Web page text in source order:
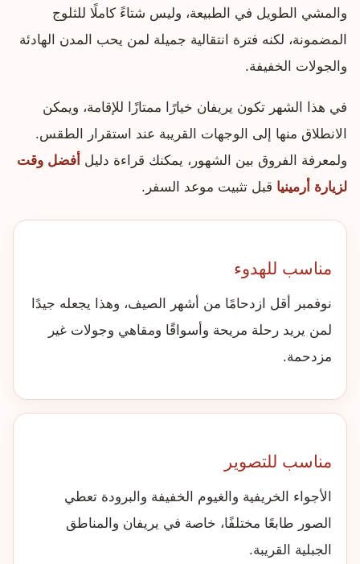
والمشي الطويل في الطبيعة، وليس شتاءً كاملًا للثلوج
المضمونة، لكنه فترة انتقالية جميلة لمن يحب المدن الهادئة
والجولات الخفيفة.
في هذا الشهر تكون يريفان خيارًا ممتازًا للإقامة، ويمكن
الانطلاق منها إلى الوجهات القريبة عند استقرار الطقس.
ولمعرفة الفروق بين الشهور، يمكنك قراءة دليل أفضل وقت
لزيارة أرمينيا قبل تثبيت موعد السفر.
مناسب للهدوء
نوفمبر أقل ازدحامًا من أشهر الصيف، وهذا يجعله جيدًا
لمن يريد رحلة مريحة وأسواقًا ومقاهي وجولات غير
مزدحمة.
مناسب للتصوير
الأجواء الخريفية والغيوم الخفيفة والبرودة تعطي
الصور طابعًا مختلفًا، خاصة في يريفان والمناطق
الجبلية القريبة.